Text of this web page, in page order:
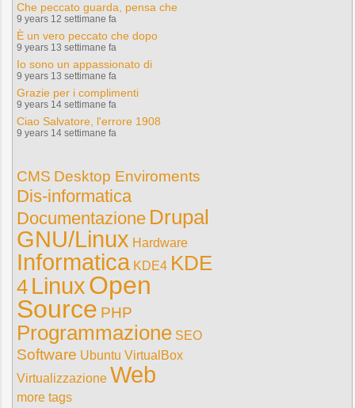
Che peccato guarda, pensa che
9 years 12 settimane fa
È un vero peccato che dopo
9 years 13 settimane fa
Io sono un appassionato di
9 years 13 settimane fa
Grazie per i complimenti
9 years 14 settimane fa
Ciao Salvatore, l'errore 1908
9 years 14 settimane fa
CMS Desktop Enviroments
Dis-informatica
Documentazione Drupal
GNU/Linux Hardware
Informatica KDE4 KDE
4 LinuxOpen
Source PHP
Programmazione SEO
Software Ubuntu VirtualBox
Virtualizzazione Web
more tags